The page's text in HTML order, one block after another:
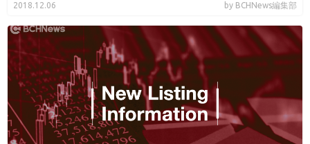
2018.12.06 by BCHNews編集部